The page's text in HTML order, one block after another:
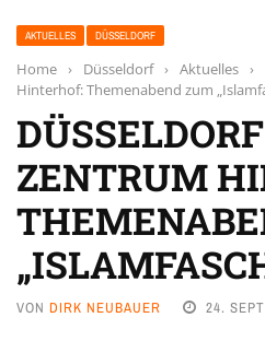
AKTUELLES DÜSSELDORF
Home › Düsseldorf › Aktuelles ›
Hinterhof: Themenabend zum
ZENTRUM
VON DIRK NEUBAUER 24.